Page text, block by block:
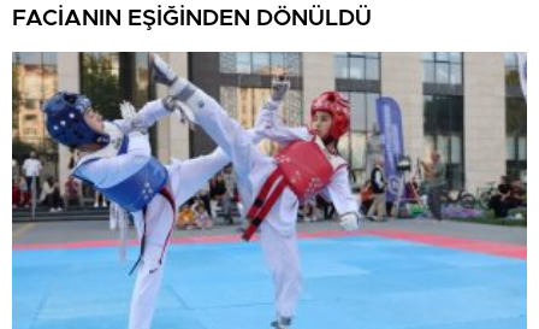
FACİANIN EŞİĞİNDEN DÖNÜLDÜ